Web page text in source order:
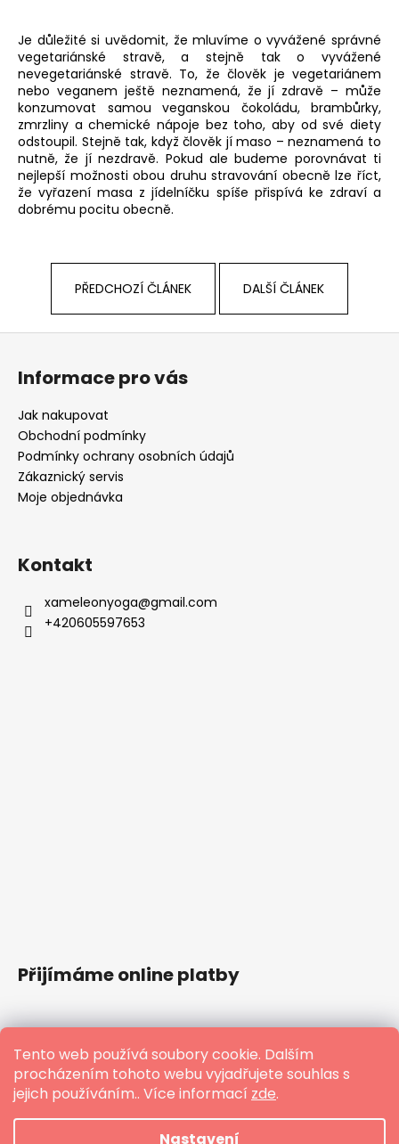
Tento web používá soubory cookie. Dalším
procházením tohoto webu vyjadřujete souhlas s
jejich používáním.. Více informací zde.
Nastavení
Je důležité si uvědomit, že mluvíme o vyvážené správné
vegetariánské stravě, a stejně tak o vyvážené
nevegetariánské stravě. To, že člověk je vegetariánem
nebo veganem ještě neznamená, že jí zdravě – může
konzumovat samou veganskou čokoládu, brambůrky,
zmrzliny a chemické nápoje bez toho, aby od své diety
odstoupil. Stejně tak, když člověk jí maso – neznamená to
nutně, že jí nezdravě. Pokud ale budeme porovnávat ti
nejlepší možnosti obou druhu stravování obecně lze říct,
že vyřazení masa z jídelníčku spíše přispívá ke zdraví a
dobrému pocitu obecně.
PŘEDCHOZÍ ČLÁNEK DALŠÍ ČLÁNEK
Z
Informace pro vás
Jak nakupovat
Obchodní podmínky
Podmínky ochrany osobních údajů
Zákaznický servis
Moje objednávka
Kontakt
xameleonyoga@gmail.com
+420605597653
Přijímáme online platby